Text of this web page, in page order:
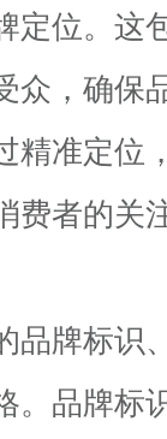
定位。这
众，确保
精准定位
费者的关
品牌标识
。品牌标